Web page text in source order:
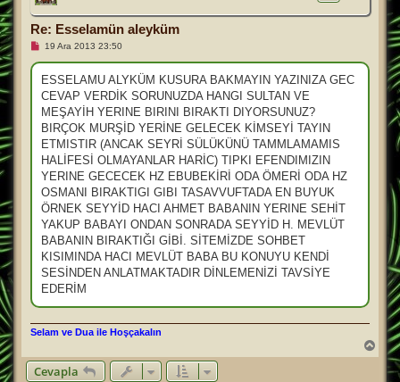
Re: Esselamün aleyküm
O
u
n
a
m
ş
m
s
a
19 Ara 2013 23:50
ESSELAMU ALYKÜM KUSURA BAKMAYIN YAZINIZA GEC
CEVAP VERDİK SORUNUZDA HANGI SULTAN VE
MEŞAYİH YERINE BIRINI BIRAKTI DIYORSUNUZ?
BIRÇOK MURŞİD YERİNE GELECEK KİMSEYİ TAYIN
ETMISTIR (ANCAK SEYRİ SÜLÜKÜNÜ TAMMLAMAMIS
HALİFESİ OLMAYANLAR HARİC) TIPKI EFENDIMIZIN
YERINE GECECEK HZ EBUBEKİRİ ODA ÖMERİ ODA HZ
OSMANI BIRAKTIGI GIBI TASAVVUFTADA EN BUYUK
ÖRNEK SEYYİD HACI AHMET BABANIN YERINE SEHİT
YAKUP BABAYI ONDAN SONRADA SEYYİD H. MEVLÜT
BABANIN BIRAKTIĞI GİBİ. SİTEMİZDE SOHBET
KISIMINDA HACI MEVLÜT BABA BU KONUYU KENDİ
SESİNDEN ANLATMAKTADIR DİNLEMENİZİ TAVSİYE
EDERİM
Selam ve Dua ile Hoşçakalın
a
Cevapla